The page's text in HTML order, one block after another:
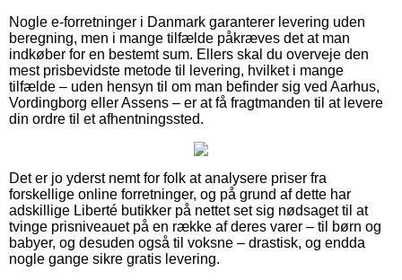
Nogle e-forretninger i Danmark garanterer levering uden
beregning, men i mange tilfælde påkræves det at man
indkøber for en bestemt sum. Ellers skal du overveje den
mest prisbevidste metode til levering, hvilket i mange
tilfælde – uden hensyn til om man befinder sig ved Aarhus,
Vordingborg eller Assens – er at få fragtmanden til at levere
din ordre til et afhentningssted.
Det er jo yderst nemt for folk at analysere priser fra
forskellige online forretninger, og på grund af dette har
adskillige Liberté butikker på nettet set sig nødsaget til at
tvinge prisniveauet på en række af deres varer – til børn og
babyer, og desuden også til voksne – drastisk, og endda
nogle gange sikre gratis levering.